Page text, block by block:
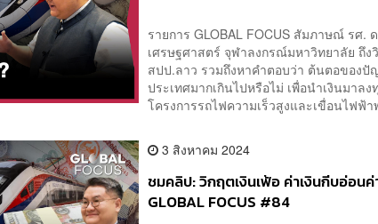
รายการ GLOBAL FOCUS สัมภาษณ์ รศ
เศรษฐศาสตร์ จุฬาลงกรณ์มหาวิทยาลัย ถึง
สปป.ลาว รวมถึงหาคำตอบว่า ต้นตอของปั
ประเทศมากเกินไปหรือไม่ เพื่อนำเงินมา
โครงการรถไฟความเร็วสูงและเขื่อนไฟฟ้
3 สิงหาคม 2024
ชมคลิป: วิกฤตเงินเฟ้อ ค่าเงินกีบอ่อน
GLOBAL FOCUS #84